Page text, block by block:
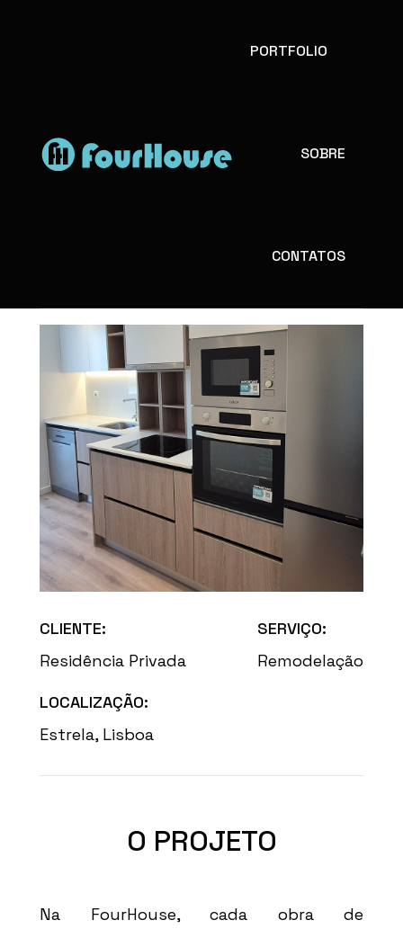
PORTFOLIO
SOBRE
CONTATOS
APARTAMENTO
CLIENTE:
Residência Privada
SERVIÇO:
Remodelação
LOCALIZAÇÃO:
Estrela, Lisboa
O PROJETO
Na FourHouse, cada obra de